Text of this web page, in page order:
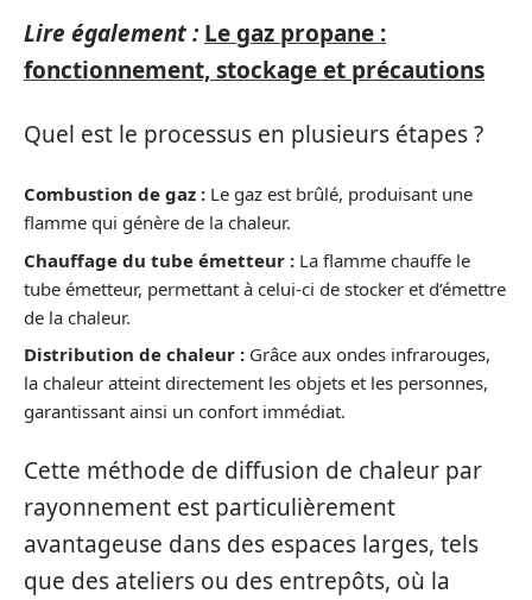
Lire également : Le gaz propane :
fonctionnement, stockage et précautions
Quel est le processus en plusieurs étapes ?
Combustion de gaz : Le gaz est brûlé, produisant une
flamme qui génère de la chaleur.
Chauffage du tube émetteur : La flamme chauffe le
tube émetteur, permettant à celui-ci de stocker et d’émettre
de la chaleur.
Distribution de chaleur : Grâce aux ondes infrarouges,
la chaleur atteint directement les objets et les personnes,
garantissant ainsi un confort immédiat.
Cette méthode de diffusion de chaleur par
rayonnement est particulièrement
avantageuse dans des espaces larges, tels
que des ateliers ou des entrepôts, où la